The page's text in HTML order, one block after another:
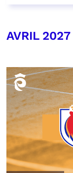
AVRIL 2027